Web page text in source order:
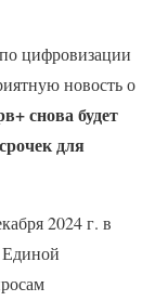
цифровизации
новость о
снова будет
для
2024 г. в
Единой